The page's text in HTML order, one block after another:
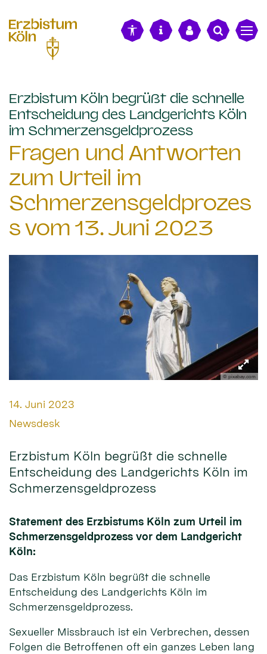
Erzbistum Köln begrüßt die schnelle
Entscheidung des Landgerichts Köln
im Schmerzensgeldprozess:
Fragen und Antworten
zum Urteil im
Schmerzensgeldprozes
s vom 13. Juni 2023
© pixabay.com
Datum:
14. Juni 2023
Von:
Newsdesk
Erzbistum Köln begrüßt die schnelle
Entscheidung des Landgerichts Köln im
Schmerzensgeldprozess
Statement des Erzbistums Köln zum Urteil im
Schmerzensgeldprozess vor dem Landgericht
Köln:
Das Erzbistum Köln begrüßt die schnelle
Entscheidung des Landgerichts Köln im
Schmerzensgeldprozess.
Sexueller Missbrauch ist ein Verbrechen, dessen
Folgen die Betroffenen oft ein ganzes Leben lang